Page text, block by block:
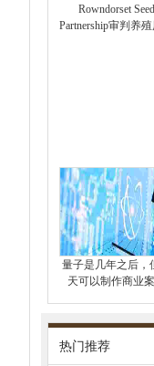
Rowndorset Seed
Partnership审判养
量子是几年之后，
天可以制作商业
热门推荐